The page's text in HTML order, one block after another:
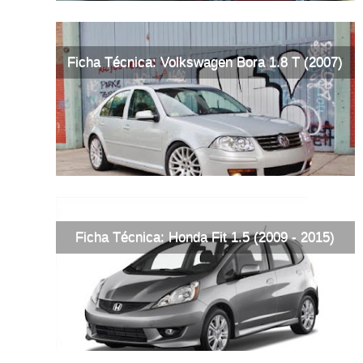
Ficha Técnica: Volkswagen Bora 1.8 T (2007)
Ficha Técnica: Honda Fit 1.5 (2009 - 2015)